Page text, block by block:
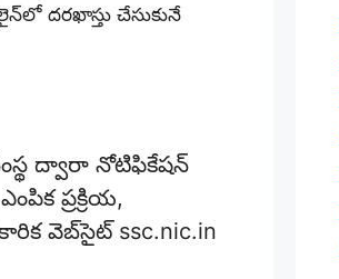
దరఖాస్తు చేసుకునే
ద్వారా నోటిఫికేషన్
ప్రక్రియ,
వెబ్‌సైట్ ssc.nic.in